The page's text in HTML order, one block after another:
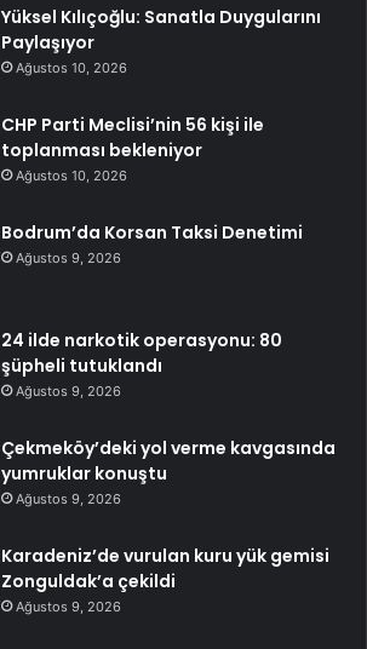
Yüksel Kılıçoğlu: Sanatla Duygularını
Paylaşıyor
Ağustos 10, 2026
CHP Parti Meclisi’nin 56 kişi ile
toplanması bekleniyor
Ağustos 10, 2026
Bodrum’da Korsan Taksi Denetimi
Ağustos 9, 2026
24 ilde narkotik operasyonu: 80
şüpheli tutuklandı
Ağustos 9, 2026
Çekmeköy’deki yol verme kavgasında
yumruklar konuştu
Ağustos 9, 2026
Karadeniz’de vurulan kuru yük gemisi
Zonguldak’a çekildi
Ağustos 9, 2026